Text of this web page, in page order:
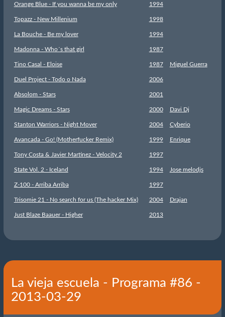
Orange Blue - If you wanna be my only 1994
Topazz - New Millenium 1998
La Bouche - Be my lover 1994
Madonna - Who´s that girl 1987
Tino Casal - Eloise 1987 Miguel Guerra
Duel Project - Todo o Nada 2006
Absolom - Stars 2001
Magic Dreams - Stars 2000 Davi Dj
Stanton Warriors - Night Mover 2004 Cyberio
Avancada - Go! (Motherfucker Remix) 1999 Enrique
Tony Costa & Javier Martinez - Velocity 2 1997
State Vol. 2 - Iceland 1994 Jose melodjs
Z-100 - Arriba Arriba 1997
Trisomie 21 - No search for us (The hacker Mix) 2004 Drajan
Just Blaze Baauer - Higher 2013
La vieja escuela - Programa #86 -
2013-03-29